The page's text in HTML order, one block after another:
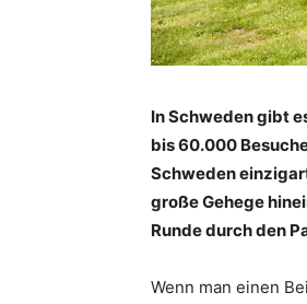
In Schweden gibt
bis 60.000
Schweden
große Gehege
Runde durch den
Wenn man einen